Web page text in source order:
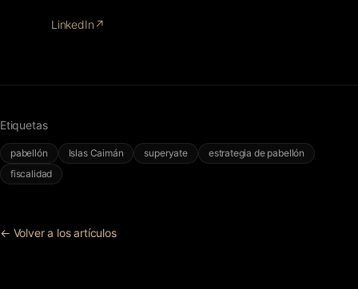
LinkedIn ↗
Etiquetas
pabellón Islas Caimán superyate
estrategia de pabellón
fiscalidad
← Volver a los artículos